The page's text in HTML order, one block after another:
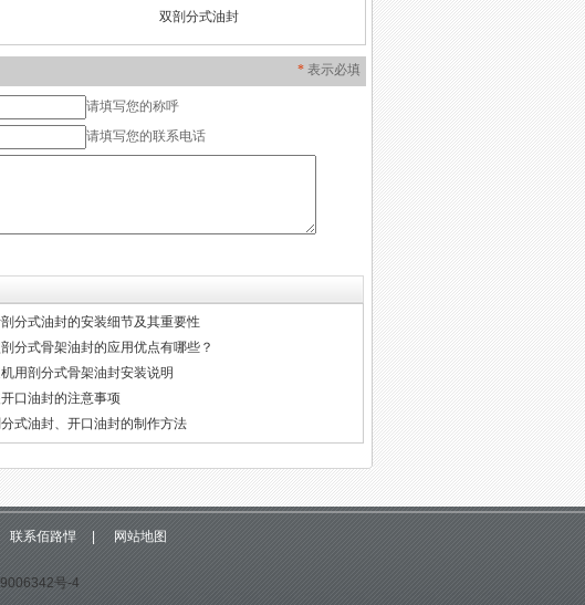
双剖分式油封
装不便而生产研发，可替代传统的骨架油
封，使用双剖分式油封不用拆轴即可实现
快速安装，可节约大量人力、物力、财
力。 温度范围：-40~2
* 表示必填
请填写您的称呼
请填写您的联系电话
分式油封的安装细节及其重要性
分式骨架油封的应用优点有哪些？
用剖分式骨架油封安装说明
口油封的注意事项
式油封、开口油封的制作方法
联系佰路悍 网站地图
号-4